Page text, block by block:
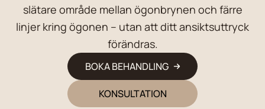
slätare område mellan ögonbrynen och färre
linjer kring ögonen – utan att ditt ansiktsuttryck
förändras.
BOKA BEHANDLING
KONSULTATION